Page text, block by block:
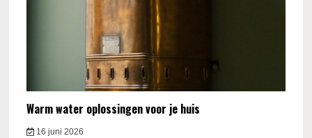
Warm water oplossingen voor je huis
16 juni 2026